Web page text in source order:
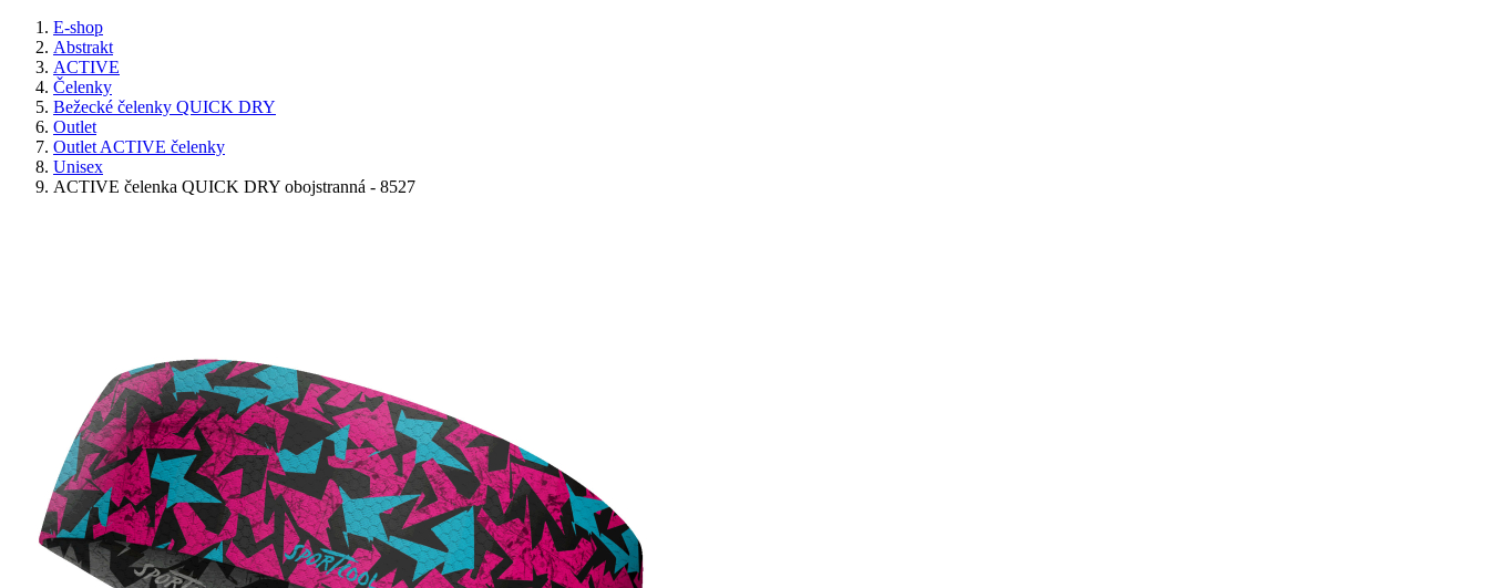
E-shop
Abstrakt
ACTIVE
Čelenky
Bežecké čelenky QUICK DRY
Outlet
Outlet ACTIVE čelenky
Unisex
ACTIVE čelenka QUICK DRY obojstranná - 8527